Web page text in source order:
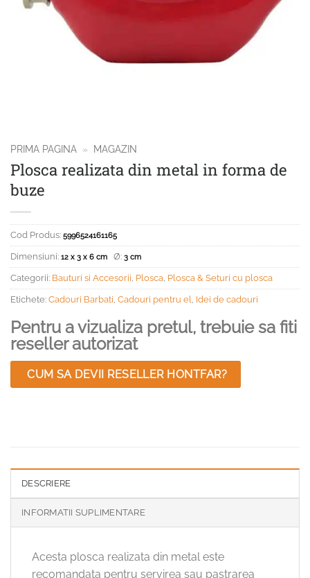
PRIMA PAGINA » MAGAZIN
Plosca realizata din metal in forma de
buze
Cod Produs: 5996524161165
Dimensiuni: 12 x 3 x 6 cm Ø: 3 cm
Categorii: Bauturi si Accesorii Plosca Plosca & Seturi cu plosca
Etichete: Cadouri Barbati Cadouri pentru el Idei de cadouri
Pentru a vizualiza pretul, trebuie sa fiti
reseller autorizat
CUM SA DEVII RESELLER HONTFAR?
DESCRIERE
INFORMATII SUPLIMENTARE
Acesta plosca realizata din metal este
recomandata pentru servirea sau pastrarea